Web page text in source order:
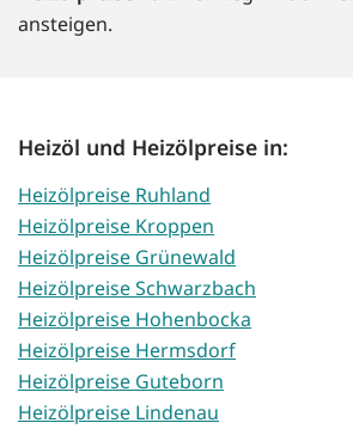
ansteigen.
Heizöl und Heizölpreise in:
Heizölpreise Ruhland
Heizölpreise Kroppen
Heizölpreise Grünewald
Heizölpreise Schwarzbach
Heizölpreise Hohenbocka
Heizölpreise Hermsdorf
Heizölpreise Guteborn
Heizölpreise Lindenau